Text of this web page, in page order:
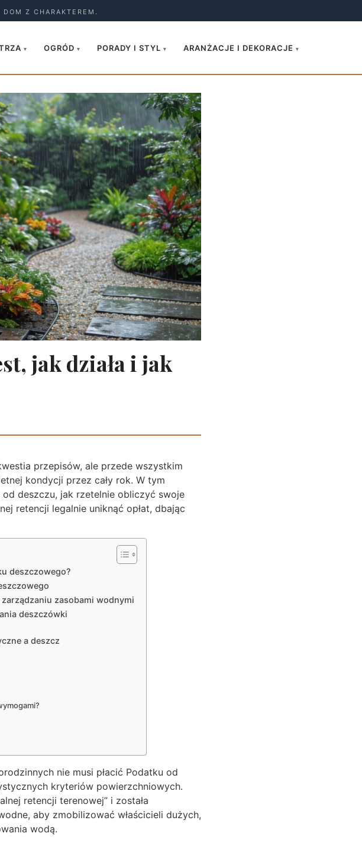
Z CHARAKTEREM.
▾ OGRÓD ▾ PORADY I STYL ▾ ARANŻACJE I DEKORACJE ▾
jak działa i jak
przepisów, ale przede wszystkim
kondycji przez cały rok. W tym
deszczu, jak rzetelnie obliczyć swoje
retencji legalnie uniknąć opłat, dbając
deszczowego?
zasobami wodnymi
deszczówki
a deszcz
nie musi płacić Podatku od
kryteriów powierzchniowych.
retencji terenowej” i została
aby zmobilizować właścicieli dużych,
wodą.